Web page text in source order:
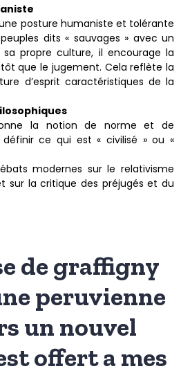
posture humaniste et tolérante
dits « sauvages » avec un
propre culture, il encourage la
que le jugement. Cela reflète la
d’esprit caractéristiques de la
la notion de norme et de
ce qui est « civilisé » ou «
modernes sur le relativisme
sur la critique des préjugés et du